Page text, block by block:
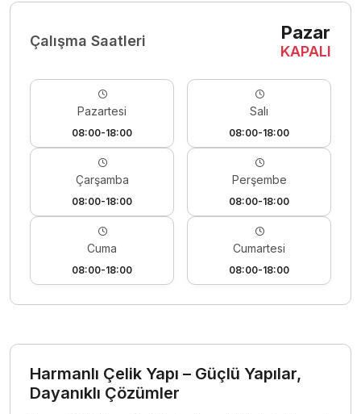
Çalışma Saatleri Pazar
KAPALI
Pazartesi
08:00-18:00
Salı
08:00-18:00
Çarşamba
08:00-18:00
Perşembe
08:00-18:00
Cuma
08:00-18:00
Cumartesi
08:00-18:00
Harmanlı Çelik Yapı – Güçlü Yapılar,
Dayanıklı Çözümler